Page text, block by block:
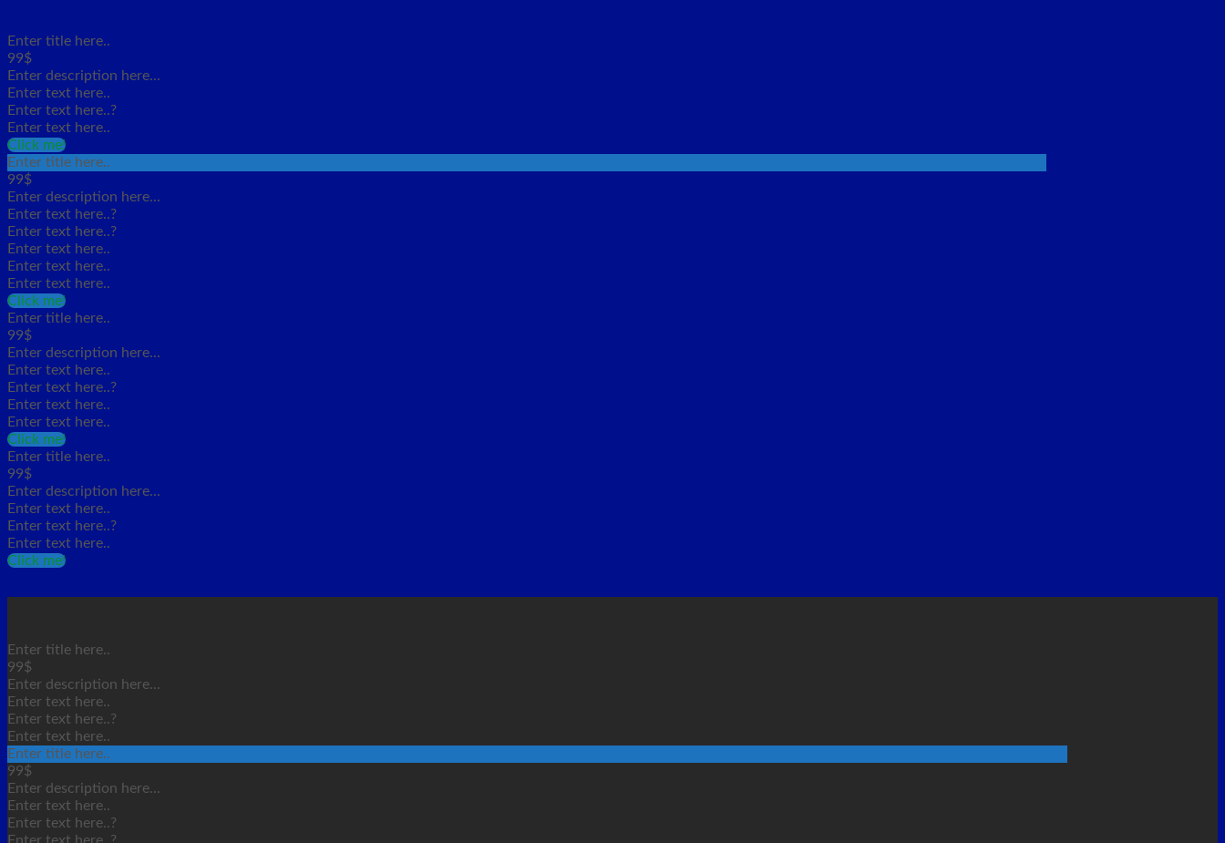
Enter title here..
99$
Enter description here...
Enter text here..
Enter text here..?
Enter text here..
Click me!
Enter title here..
99$
Enter description here...
Enter text here..?
Enter text here..?
Enter text here..
Enter text here..
Enter text here..
Click me!
Enter title here..
99$
Enter description here...
Enter text here..
Enter text here..?
Enter text here..
Enter text here..
Click me!
Enter title here..
99$
Enter description here...
Enter text here..
Enter text here..?
Enter text here..
Click me!
Enter title here..
99$
Enter description here...
Enter text here..
Enter text here..?
Enter text here..
Enter title here..
99$
Enter description here...
Enter text here..
Enter text here..?
Enter text here.. ?